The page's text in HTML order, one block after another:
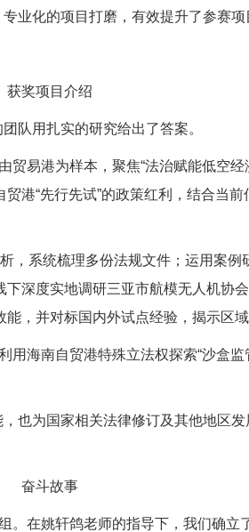
业化的项目打磨，有效提升了参赛
获奖项目介绍
队用扎实的研究给出了答案。
易港为样本，聚焦“法治赋能低空
港“先行先试”的政策红利，结合当
，系统梳理多份法规文件；运用案
深度实地调研三亚市航模无人机协
，并对标国内外试点经验，揭示区
海南自贸港特殊立法权探索“沙盒
也为国家相关法律修订及其他地区
奋斗故事
。在姚轩鸽老师的指导下，我们确